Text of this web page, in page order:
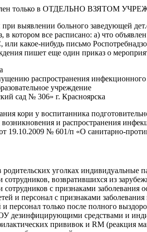
только в ОТДЕЛЬНО ВЗЯТОМ
выявлении больного заведующей
в котором все расписано: а) что
какое-нибудь письмо
пишет еще один приказ о
распространения
учреждение
сад № 306» г. Красноярска
кори у воспитанника
и распространения
19.10.2009 № 601/п «О санитарно-
родительских уголках индивидуальные
возвратившихся из
с признаками
и персонал с признаками
персонал только после полного
дезинфицирующими средствами и
прививок и RM (реакция